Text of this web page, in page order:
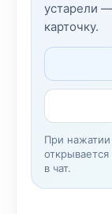
устарели
карточку.
При нажатии
в чат.